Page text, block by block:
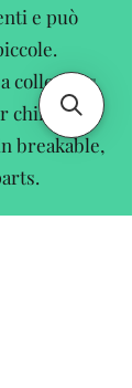
e può
collectors
children.
breakable,